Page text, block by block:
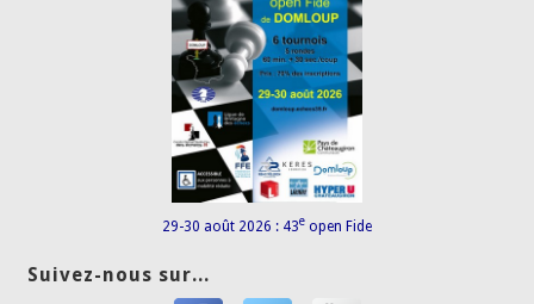
29-30 août 2026 : 43e open Fide
Suivez-nous sur...